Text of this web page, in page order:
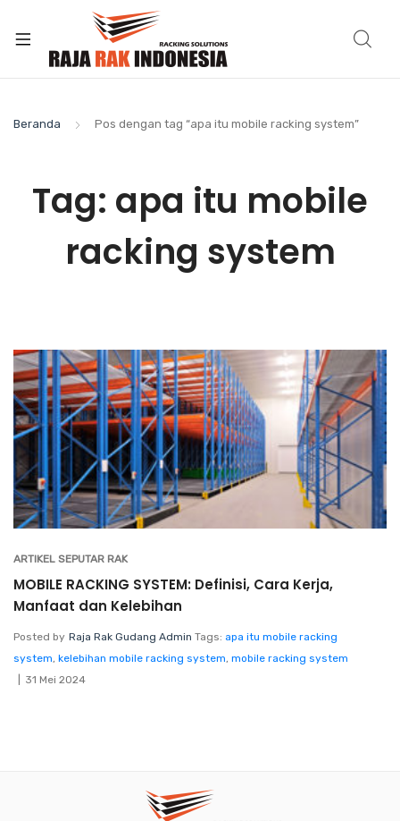
Beranda Pos dengan tag “apa itu mobile racking system”
Tag: apa itu mobile
racking system
ARTIKEL SEPUTAR RAK
MOBILE RACKING SYSTEM: Definisi, Cara Kerja,
Manfaat dan Kelebihan
Posted by Raja Rak Gudang Admin Tags: apa itu mobile racking
system, kelebihan mobile racking system, mobile racking system
31 Mei 2024